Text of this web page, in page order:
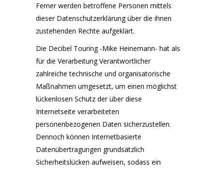
Ferner werden betroffene Personen mittels
dieser Datenschutzerklärung über die ihnen
zustehenden Rechte aufgeklärt.
Die Decibel Touring -Mike Heinemann- hat als
für die Verarbeitung Verantwortlicher
zahlreiche technische und organisatorische
Maßnahmen umgesetzt, um einen möglichst
lückenlosen Schutz der über diese
Internetseite verarbeiteten
personenbezogenen Daten sicherzustellen.
Dennoch können Internetbasierte
Datenübertragungen grundsätzlich
Sicherheitslücken aufweisen, sodass ein